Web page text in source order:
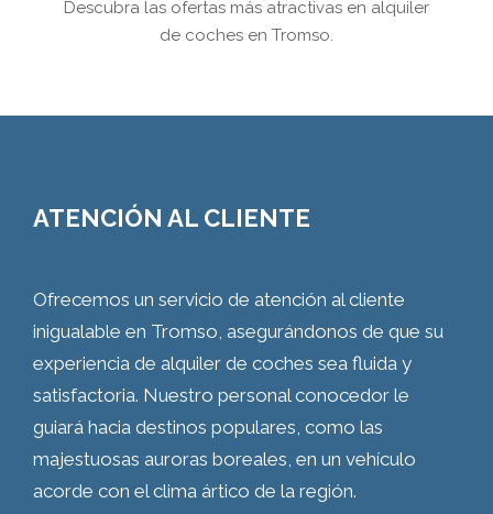
Descubra las ofertas más atractivas en alquiler
de coches en Tromso.
ATENCIÓN AL CLIENTE
Ofrecemos un servicio de atención al cliente
inigualable en Tromso, asegurándonos de que su
experiencia de alquiler de coches sea fluida y
satisfactoria. Nuestro personal conocedor le
guiará hacia destinos populares, como las
majestuosas auroras boreales, en un vehículo
acorde con el clima ártico de la región.